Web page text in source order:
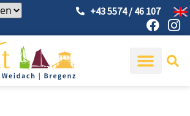
+43 5574 / 46 107